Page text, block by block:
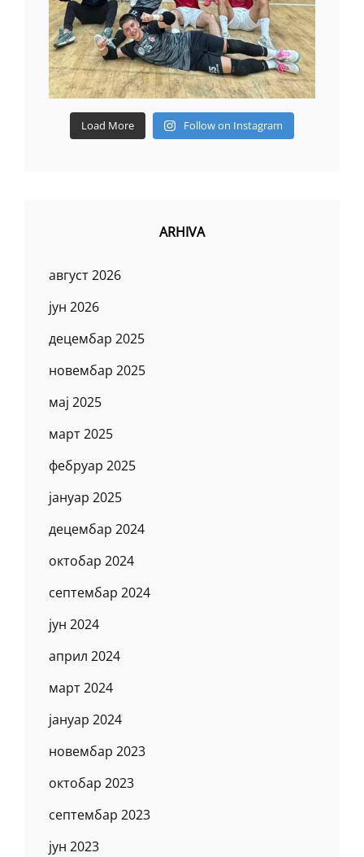
Load More Follow on Instagram
ARHIVA
август 2026
јун 2026
децембар 2025
новембар 2025
мај 2025
март 2025
фебруар 2025
јануар 2025
децембар 2024
октобар 2024
септембар 2024
јун 2024
април 2024
март 2024
јануар 2024
новембар 2023
октобар 2023
септембар 2023
јун 2023